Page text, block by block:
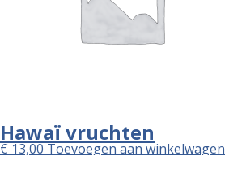
Hawaï vruchten
€13,00Toevoegen aan winkelwagen